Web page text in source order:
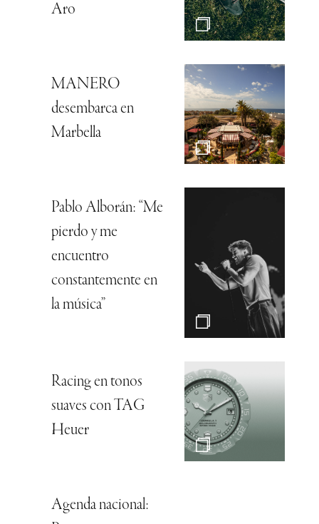
Aro
MANERO
desembarca en
Marbella
Pablo Alborán: “Me
pierdo y me
encuentro
constantemente en
la música”
Racing en tonos
suaves con TAG
Heuer
Agenda nacional: